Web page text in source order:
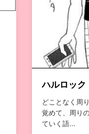
ハルロック
どことなく周
覚めて、周り
ていく語...